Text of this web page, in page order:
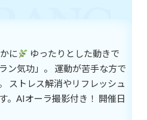
に合う！ワンコインでヨガ体験＆
ラバランスチェック
年6月28日
に
ゆったりとした動きで
ン気功」。 運動が苦手な方で
ストレス解消やリフレッシュ
。AIオーラ撮影付き！ 開催日